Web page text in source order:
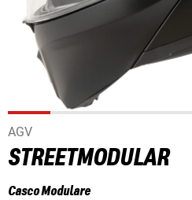
AGV
STREETMODULAR
Casco Modulare